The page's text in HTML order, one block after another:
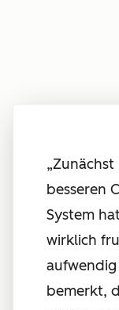
besseren
System
wirklich
bemerkt,